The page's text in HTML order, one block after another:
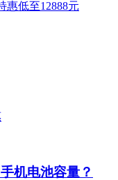
机电池容量？